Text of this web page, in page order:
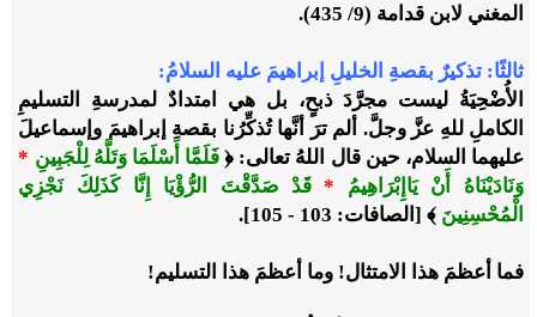
المغني لابن قدامة (9/ 435).
ثالثًا: تذكيرٌ بقصةِ الخليلِ إبراهيمَ عليه السلامُ:
الأُضْحِيَةُ ليست مجرَّدَ ذبحٍ، بل هي امتدادٌ لمدرسةِ التسليمِ
الكاملِ للهِ عزَّ وجلَّ. ألم ترَ أنَّها تُذكِّرُنا بقصةِ إبراهيمَ وإسماعيلَ
عليهما السلام، حين قال اللهُ تعالى: ﴿ فَلَمَّا أَسْلَمَا وَتَلَّهُ لِلْجَبِينِ *
وَنَادَيْنَاهُ أَنْ يَاإِبْرَاهِيمُ *قَدْ صَدَّقْتَ الرُّؤْيَا إِنَّا كَذَلِكَ نَجْزِي
الْمُحْسِنِينَ ﴾ [الصافات: 103 - 105].
فما أعظمَ هذا الامتثال! وما أعظمَ هذا التسليم!